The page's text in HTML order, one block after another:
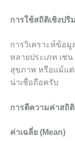
การใช้สถิติเชิงป
การวิเคราะห์ข้อ
หลายประเภท เช่
สุขภาพ หรือแม้แต่
น่าเชื่อถือครับ
การตีความค่าสถิ
ค่าเฉลี่ย (Mean)